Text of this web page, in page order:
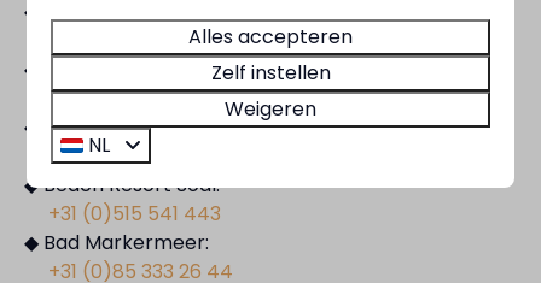
◆ Residentie Nieuw Loosdrecht:
+31 (0)85 0602449
◆ Residentie Bloemendaal:
+31 (0)85 2502792
◆ Bad Nederrijn:
+31 (0)344 692892
◆ Beach Resort Soal:
+31 (0)515 541 443
◆ Bad Markermeer:
+31 (0)85 333 26 44
Alles accepteren
Zelf instellen
Weigeren
NL